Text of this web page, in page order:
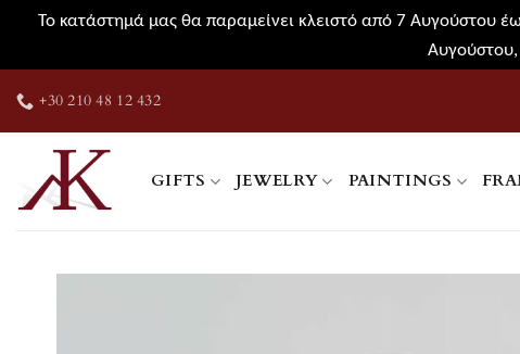
Το κατάστημά μας θα παραμείνει κλειστό από 7 Αυγούστου
Αυγούστου,
+30 210 48 12 432
GIFTS JEWELRY PAINTINGS